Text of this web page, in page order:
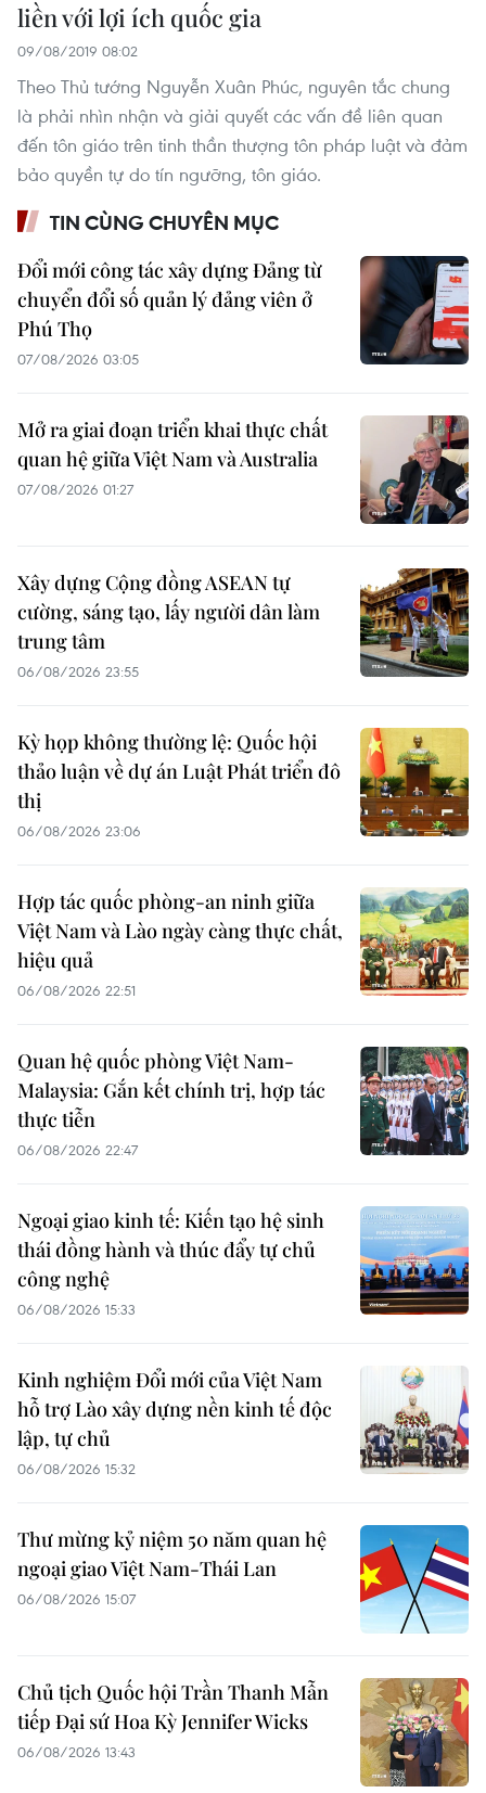
liền với lợi ích quốc gia
09/08/2019 08:02
Theo Thủ tướng Nguyễn Xuân Phúc, nguyên tắc chung
là phải nhìn nhận và giải quyết các vấn đề liên quan
đến tôn giáo trên tinh thần thượng tôn pháp luật và đảm
bảo quyền tự do tín ngưỡng, tôn giáo.
TIN CÙNG CHUYÊN MỤC
Đổi mới công tác xây dựng Đảng từ
chuyển đổi số quản lý đảng viên ở
Phú Thọ
07/08/2026 03:05
Mở ra giai đoạn triển khai thực chất
quan hệ giữa Việt Nam và Australia
07/08/2026 01:27
Xây dựng Cộng đồng ASEAN tự
cường, sáng tạo, lấy người dân làm
trung tâm
06/08/2026 23:55
Kỳ họp không thường lệ: Quốc hội
thảo luận về dự án Luật Phát triển đô
thị
06/08/2026 23:06
Hợp tác quốc phòng-an ninh giữa
Việt Nam và Lào ngày càng thực chất,
hiệu quả
06/08/2026 22:51
Quan hệ quốc phòng Việt Nam-
Malaysia: Gắn kết chính trị, hợp tác
thực tiễn
06/08/2026 22:47
Ngoại giao kinh tế: Kiến tạo hệ sinh
thái đồng hành và thúc đẩy tự chủ
công nghệ
06/08/2026 15:33
Kinh nghiệm Đổi mới của Việt Nam
hỗ trợ Lào xây dựng nền kinh tế độc
lập, tự chủ
06/08/2026 15:32
Thư mừng kỷ niệm 50 năm quan hệ
ngoại giao Việt Nam-Thái Lan
06/08/2026 15:07
Chủ tịch Quốc hội Trần Thanh Mẫn
tiếp Đại sứ Hoa Kỳ Jennifer Wicks
06/08/2026 13:43